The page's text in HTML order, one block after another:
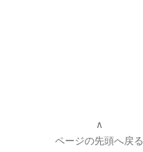
∧
ページの先頭へ戻る